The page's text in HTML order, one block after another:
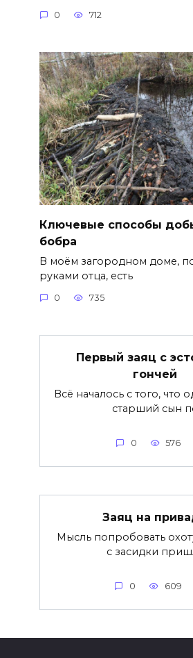
0 712
Ключевые способы
бобра
В моём загородном доме,
руками отца, есть
0 735
Первый заяц с
гончей
Всё началось с того, что
старший сын
0 576
Заяц на
Мысль попробовать
с засидки
0 609